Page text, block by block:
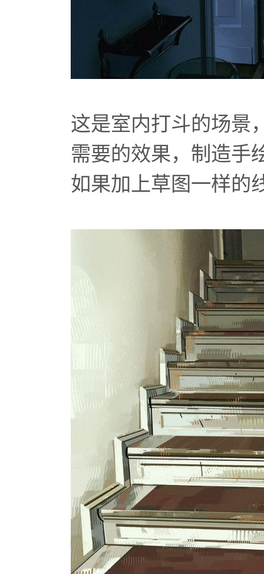
这是室内打斗的场景
需要的效果，制造手
如果加上草图一样的